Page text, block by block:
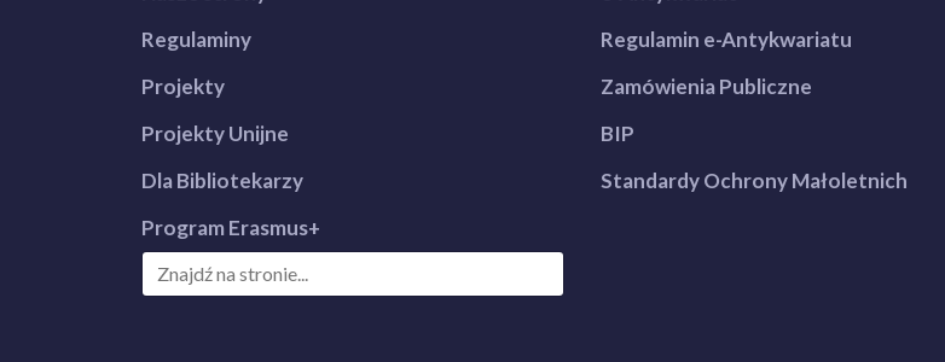
Regulaminy
Projekty
Projekty Unijne
Dla Bibliotekarzy
Program Erasmus+
Regulamin e-Antykwariatu
Zamówienia Publiczne
BIP
Standardy Ochrony Małoletnich